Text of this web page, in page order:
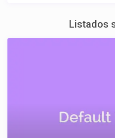
Listados